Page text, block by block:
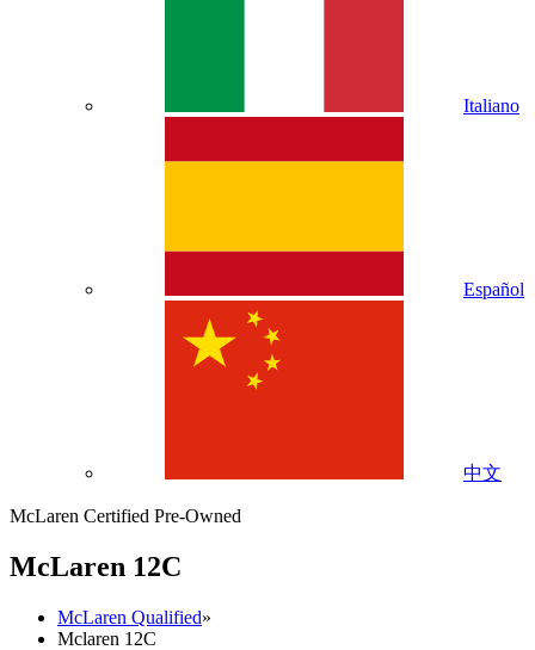
Italiano
Español
中文
McLaren Certified Pre-Owned
McLaren 12C
McLaren Qualified»
Mclaren 12C